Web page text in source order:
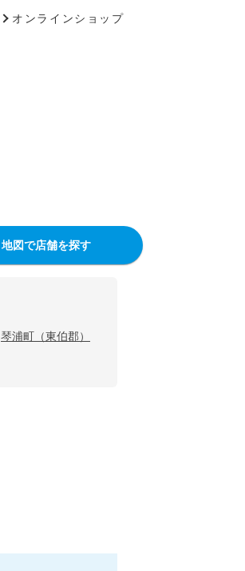
オンラインショップ
地図で店舗を探す
琴浦町（東伯郡）